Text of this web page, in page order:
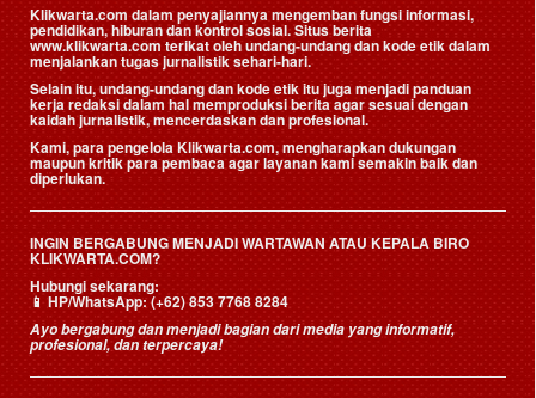
Klikwarta.com dalam penyajiannya mengemban fungsi informasi,
pendidikan, hiburan dan kontrol sosial. Situs berita
www.klikwarta.com terikat oleh undang-undang dan kode etik dalam
menjalankan tugas jurnalistik sehari-hari.
Selain itu, undang-undang dan kode etik itu juga menjadi panduan
kerja redaksi dalam hal memproduksi berita agar sesuai dengan
kaidah jurnalistik, mencerdaskan dan profesional.
Kami, para pengelola Klikwarta.com, mengharapkan dukungan
maupun kritik para pembaca agar layanan kami semakin baik dan
diperlukan.
INGIN BERGABUNG MENJADI WARTAWAN ATAU KEPALA BIRO
KLIKWARTA.COM?
Hubungi sekarang:
📱HP/WhatsApp:(+62) 853 7768 8284
Ayo bergabung dan menjadi bagian dari media yang informatif,
profesional, dan terpercaya!